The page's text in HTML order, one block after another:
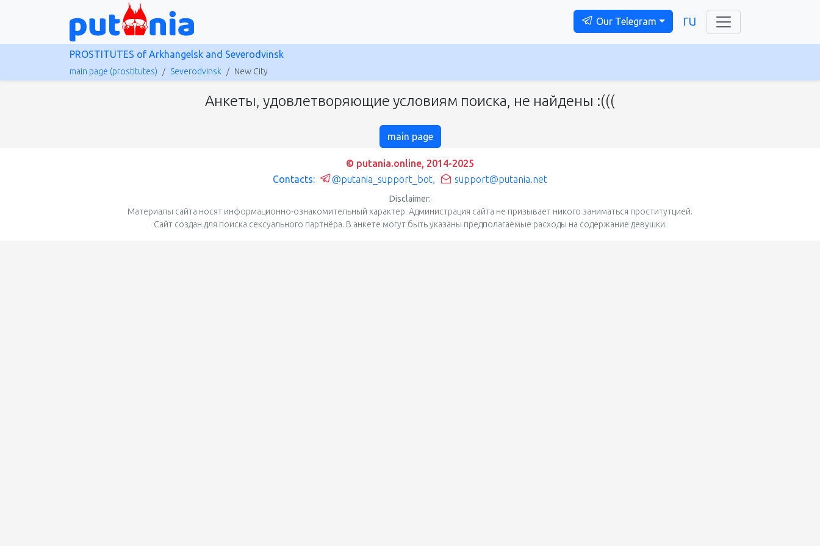
Our Telegram ru
PROSTITUTES of Arkhangelsk and Severodvinsk
main page (prostitutes) Severodvinsk New City
Анкеты, удовлетворяющие условиям поиска, не найдены :(((
main page
© putania.online, 2014-2025
Contacts:
@putania_support_bot, support@putania.net
Disclaimer:
Материалы сайта носят информационно-ознакомительный характер. Администрация сайта не призывает никого заниматься проститутцией.
Сайт создан для поиска сексуального партнёра. В анкете могут быть указаны предполагаемые расходы на содержание девушки.